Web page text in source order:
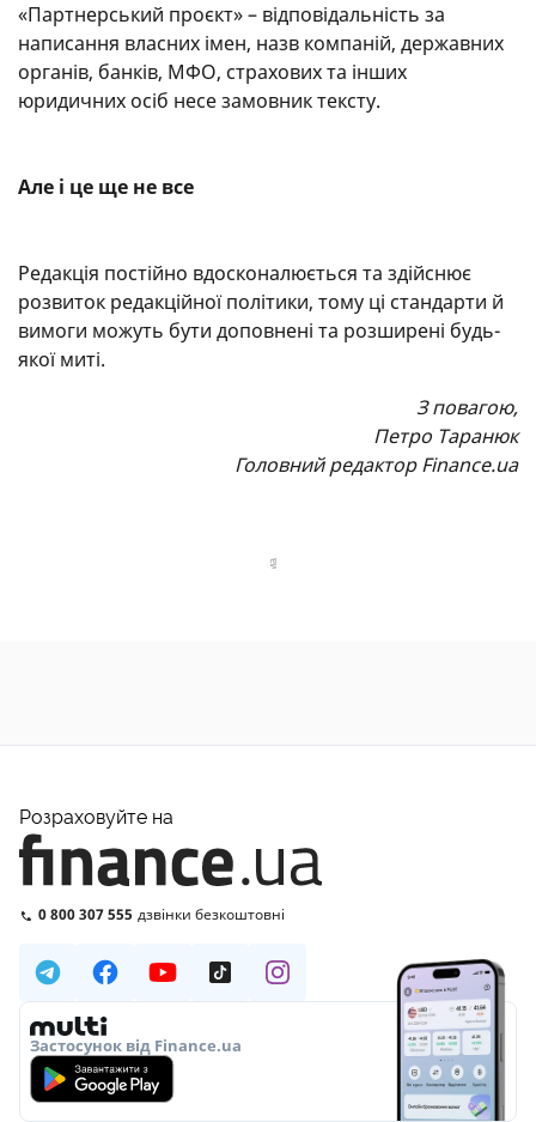
«Партнерський проєкт» – відповідальність за
написання власних імен, назв компаній, державних
органів, банків, МФО, страхових та інших
юридичних осіб несе замовник тексту.
Але і це ще не все
Редакція постійно вдосконалюється та здійснює
розвиток редакційної політики, тому ці стандарти й
вимоги можуть бути доповнені та розширені будь-
якої миті.
З повагою,
Петро Таранюк
Головний редактор Finance.ua
Розраховуйте на
0 800 307 555 дзвінки безкоштовні
Застосунок від Finance.ua